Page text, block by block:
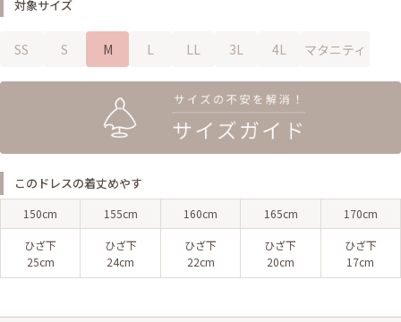
対象サイズ
SS S M L LL 3L 4L マタニティ
このドレスの着丈めやす
150cm 155cm 160cm 165cm 170cm
ひざ下
25cm
ひざ下
24cm
ひざ下
22cm
ひざ下
20cm
ひざ下
17cm